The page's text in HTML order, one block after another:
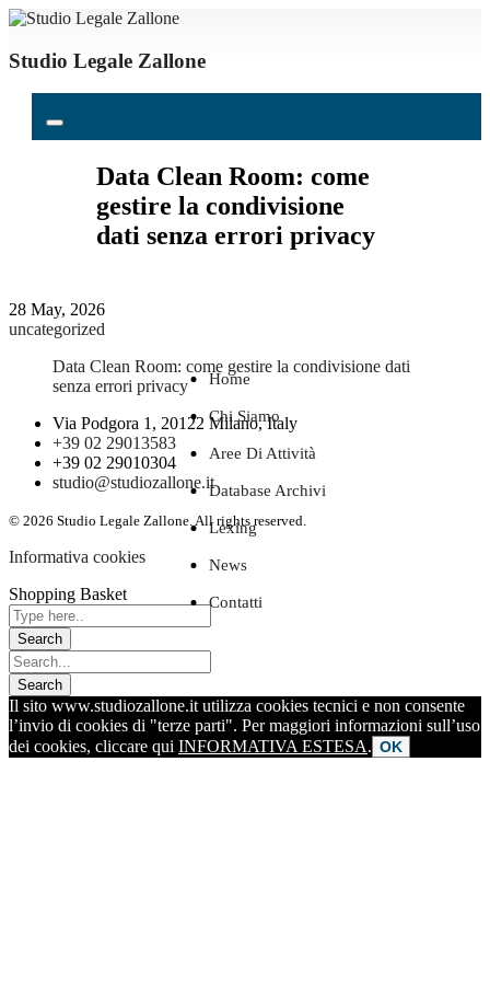
Studio Legale Zallone
Home
Chi Siamo
Aree Di Attività
Database Archivi
Lexing
News
Contatti
Data Clean Room: come
gestire la condivisione
dati senza errori privacy
28 May, 2026
uncategorized
Data Clean Room: come gestire la condivisione dati
senza errori privacy
Via Podgora 1, 20122 Milano, Italy
+39 02 29013583
+39 02 29010304
studio@studiozallone.it
© 2026 Studio Legale Zallone. All rights reserved.
Informativa cookies
Shopping Basket
Il sito www.studiozallone.it utilizza cookies tecnici e non consente
l’invio di cookies di "terze parti". Per maggiori informazioni sull’uso
dei cookies, cliccare qui INFORMATIVA ESTESA. OK